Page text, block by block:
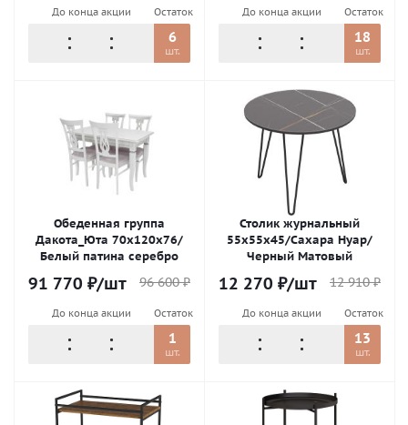
До конца акции Остаток
6
шт.
До конца акции Остаток
18
шт.
Обеденная группа
Дакота_Юта 70х120х76/
Белый патина серебро
91 770 ₽/шт 96 600₽
До конца акции Остаток
1
шт.
Столик журнальный
55х55х45/Сахара Нуар/
Черный Матовый
12 270 ₽/шт 12 910₽
До конца акции Остаток
13
шт.